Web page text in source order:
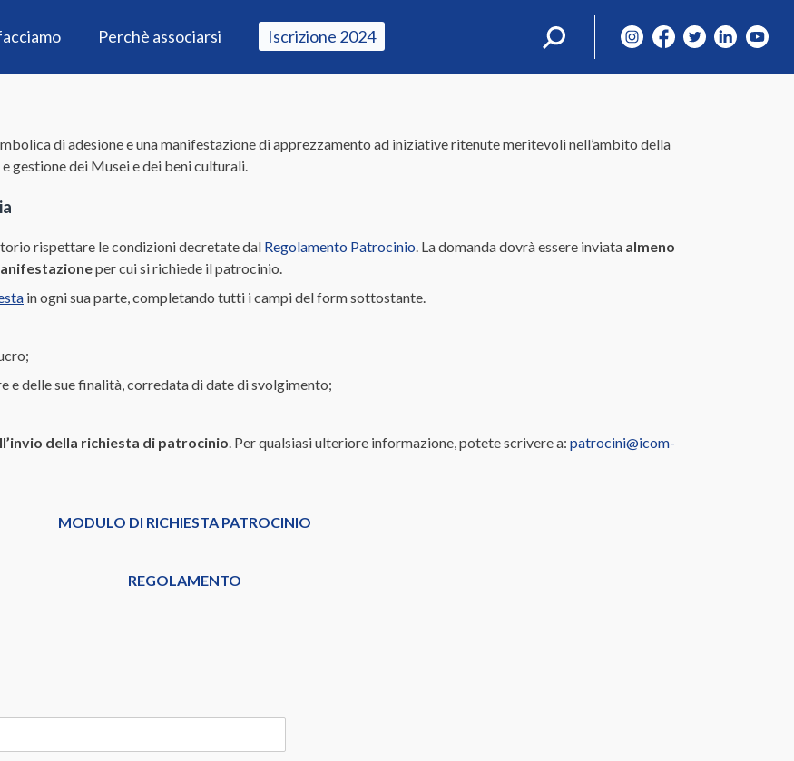
Perchè associarsi Iscrizione 2024
Ricerca
di adesione e una manifestazione di apprezzamento ad iniziative ritenute meritevoli nell’ambito della
gestione dei Musei e dei beni culturali.
rispettare le condizioni decretate dal Regolamento Patrocinio. La domanda dovrà essere inviata almeno
per cui si richiede il patrocinio.
in ogni sua parte, completando tutti i campi del form sottostante.
e delle sue finalità, corredata di date di svolgimento;
della richiesta di patrocinio. Per qualsiasi ulteriore informazione, potete scrivere a: patrocini@icom-
MODULO DI RICHIESTA PATROCINIO
REGOLAMENTO